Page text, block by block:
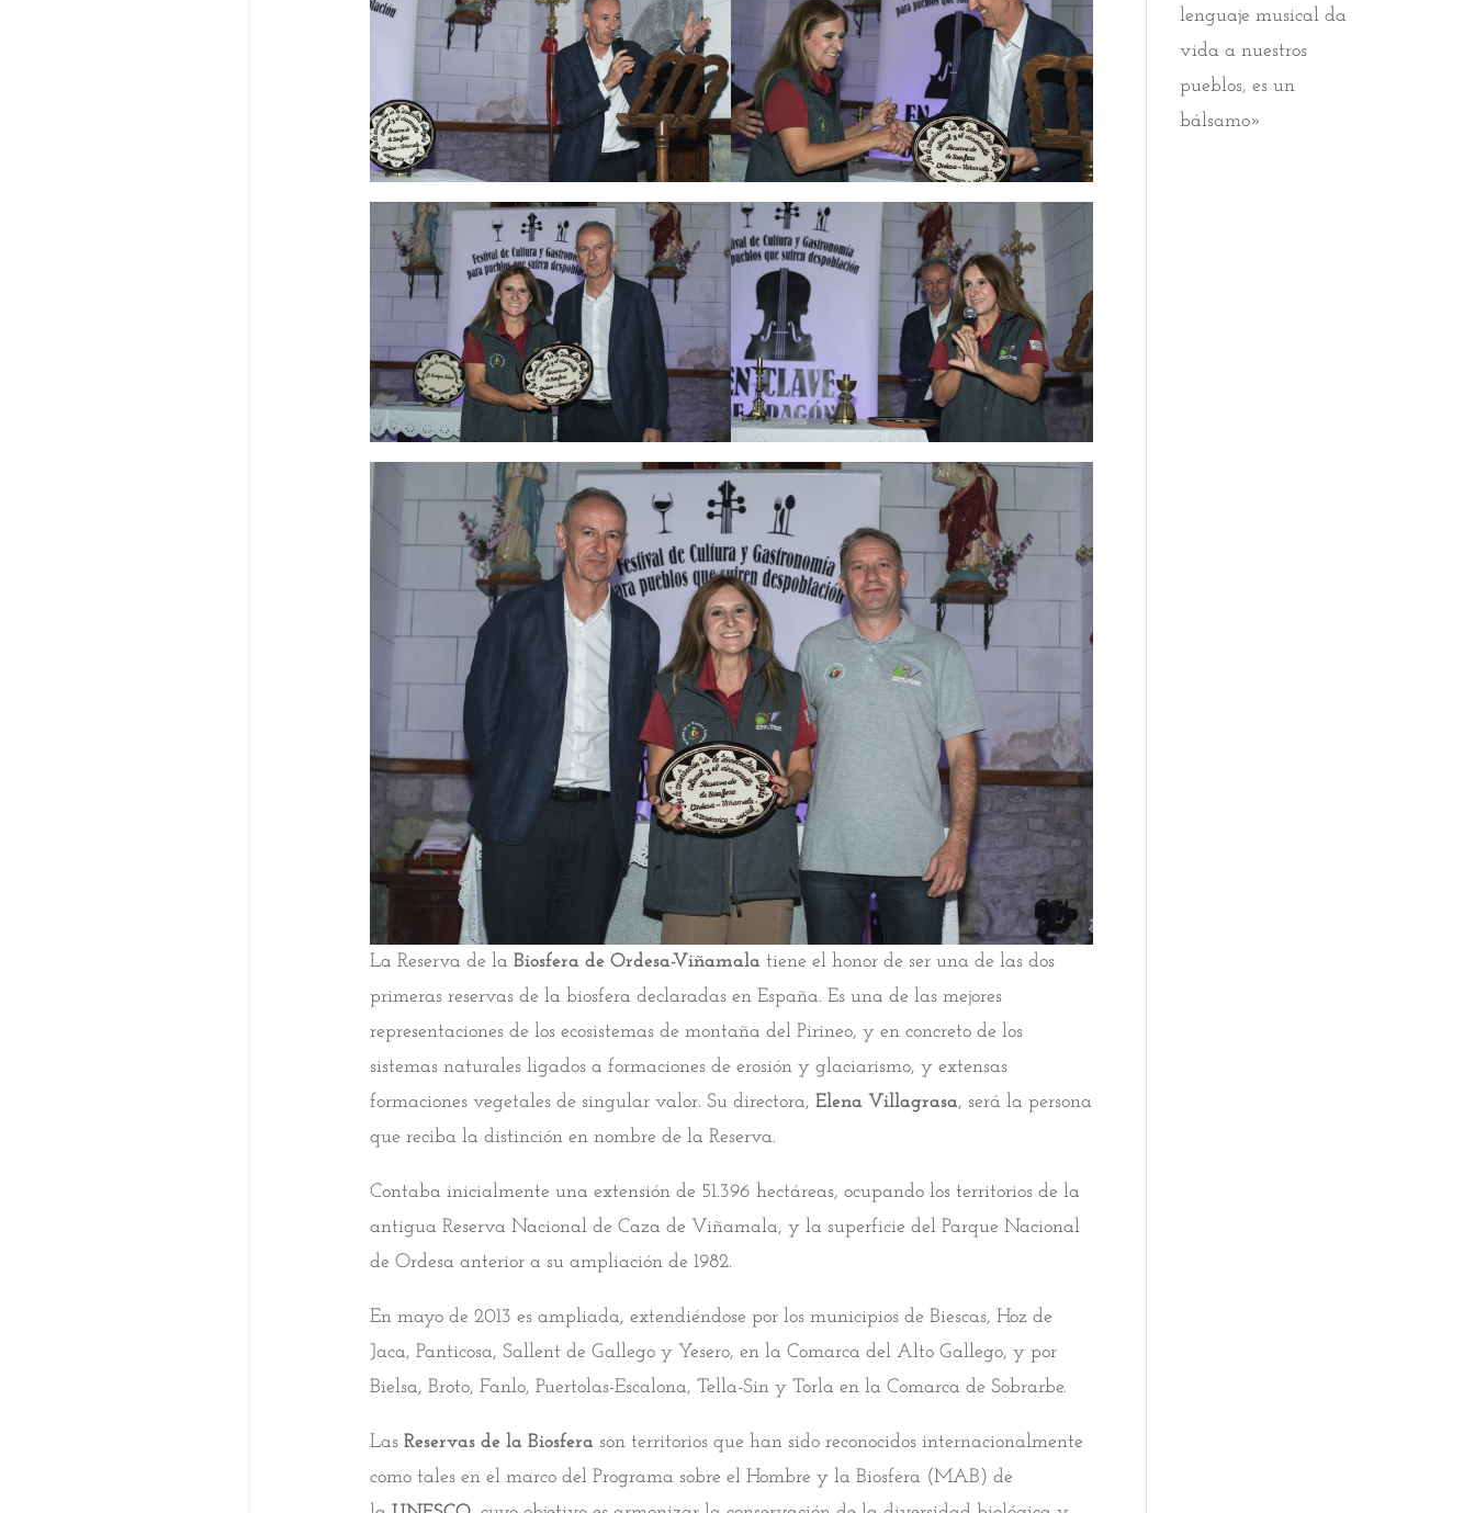
La Reserva de la Biosfera de Ordesa-Viñamalatiene el honor de ser una de las dos
primeras reservas de la biosfera declaradas en España. Es una de las mejores
representaciones de los ecosistemas de montaña del Pirineo, y en concreto de los
sistemas naturales ligados a formaciones de erosión y glaciarismo, y extensas
formaciones vegetales de singular valor. Su directora, Elena Villagrasa, será la persona
que reciba la distinción en nombre de la Reserva.
Contaba inicialmente una extensión de 51.396 hectáreas, ocupando los territorios de la
antigua Reserva Nacional de Caza de Viñamala, y la superficie del Parque Nacional
de Ordesa anterior a su ampliación de 1982.
En mayo de 2013 es ampliada, extendiéndose por los municipios de Biescas, Hoz de
Jaca, Panticosa, Sallent de Gallego y Yesero, en la Comarca del Alto Gallego, y por
Bielsa, Broto, Fanlo, Puertolas-Escalona, Tella-Sin y Torla en la Comarca de Sobrarbe.
Las Reservas de la Biosferason territorios que han sido reconocidos internacionalmente
como tales en el marco del Programa sobre el Hombre y la Biosfera (MAB) de
lenguaje musical da
vida a nuestros
pueblos, es un
bálsamo»